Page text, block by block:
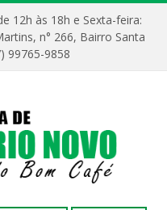
12h às 18h e Sexta-feira:
n° 266, Bairro Santa
99765-9858